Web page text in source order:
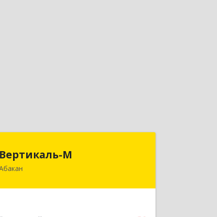
Вертикаль-М